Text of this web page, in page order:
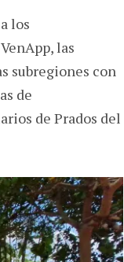
los
las
subregiones con
de
de Prados del